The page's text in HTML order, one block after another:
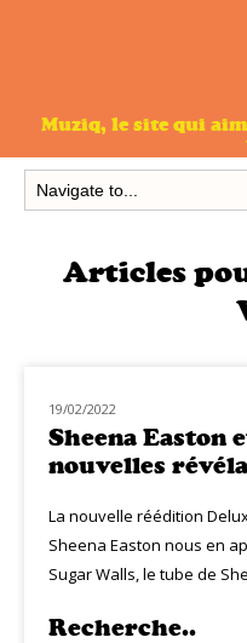
Muziq, le site qui
Articles
CLASSIQ POP
19/02/2022
Sheena Easton
nouvelles
La nouvelle réédition
Sheena Easton nous en
Sugar Walls, le tube de
Recherche..